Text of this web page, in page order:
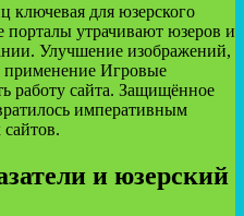
ключевая для юзерского
порталы утрачивают юзеров и
Улучшение изображений,
применение Игровые
работу сайта. Защищённое
императивным
и юзерский